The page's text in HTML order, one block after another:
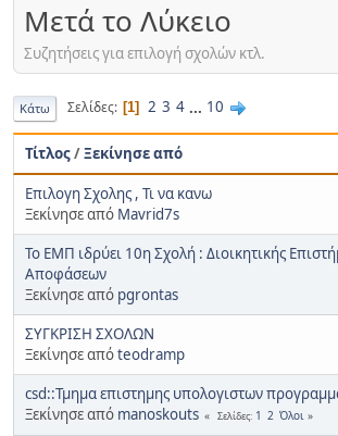
Μετά το Λύκειο
Συζητήσεις για επιλογή σχολών κτλ.
Κάτω Σελίδες 1 2 3 4 ... 10
Τίτλος/Ξεκίνησε από
Επιλογη Σχολης , Τι να κανω
Ξεκίνησε από Mavrid7s
Το ΕΜΠ ιδρύει 10η Σχολή : Διοικητικής
Αποφάσεων
Ξεκίνησε από pgrontas
ΣΥΓΚΡΙΣΗ ΣΧΟΛΩΝ
Ξεκίνησε απόteodramp
csd::Τμημα επιστημης υπολογιστων
Ξεκίνησε από manoskouts Σελίδες 1 2 Όλοι